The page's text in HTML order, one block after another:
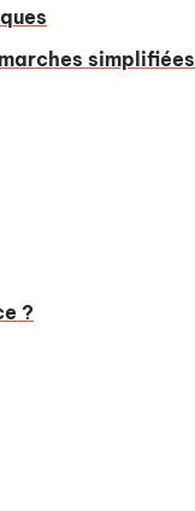
simplifiées
?